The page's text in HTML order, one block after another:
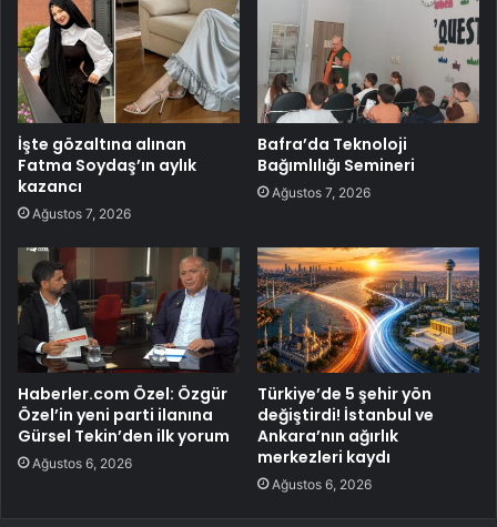
İşte gözaltına alınan
Fatma Soydaş’ın aylık
kazancı
Ağustos 7, 2026
Bafra’da Teknoloji
Bağımlılığı Semineri
Ağustos 7, 2026
Haberler.com Özel: Özgür
Özel’in yeni parti ilanına
Gürsel Tekin’den ilk yorum
Ağustos 6, 2026
Türkiye’de 5 şehir yön
değiştirdi! İstanbul ve
Ankara’nın ağırlık
merkezleri kaydı
Ağustos 6, 2026